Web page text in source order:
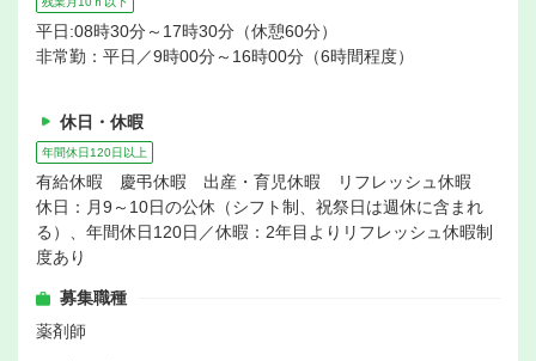
平日:08時30分～17時30分（休憩60分）
非常勤：平日／9時00分～16時00分（6時間程度）
休日・休暇
年間休日120日以上
有給休暇 慶弔休暇 出産・育児休暇 リフレッシュ休暇
休日：月9～10日の公休（シフト制、祝祭日は週休に含まれ
る）、年間休日120日／休暇：2年目よりリフレッシュ休暇制
度あり
募集職種
薬剤師